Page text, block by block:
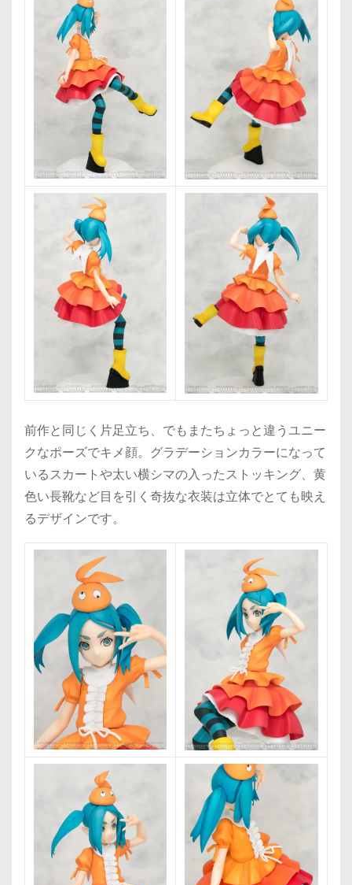
前作と同じく片足立ち、でもまたちょっと違うユニー
クなポーズでキメ顔。グラデーションカラーになって
いるスカートや太い横シマの入ったストッキング、黄
色い長靴など目を引く奇抜な衣装は立体でとても映え
るデザインです。